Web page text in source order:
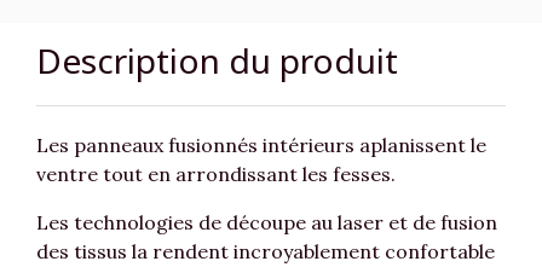
Description du produit
Les panneaux fusionnés intérieurs aplanissent le
ventre tout en arrondissant les fesses.
Les technologies de découpe au laser et de fusion
des tissus la rendent incroyablement confortable